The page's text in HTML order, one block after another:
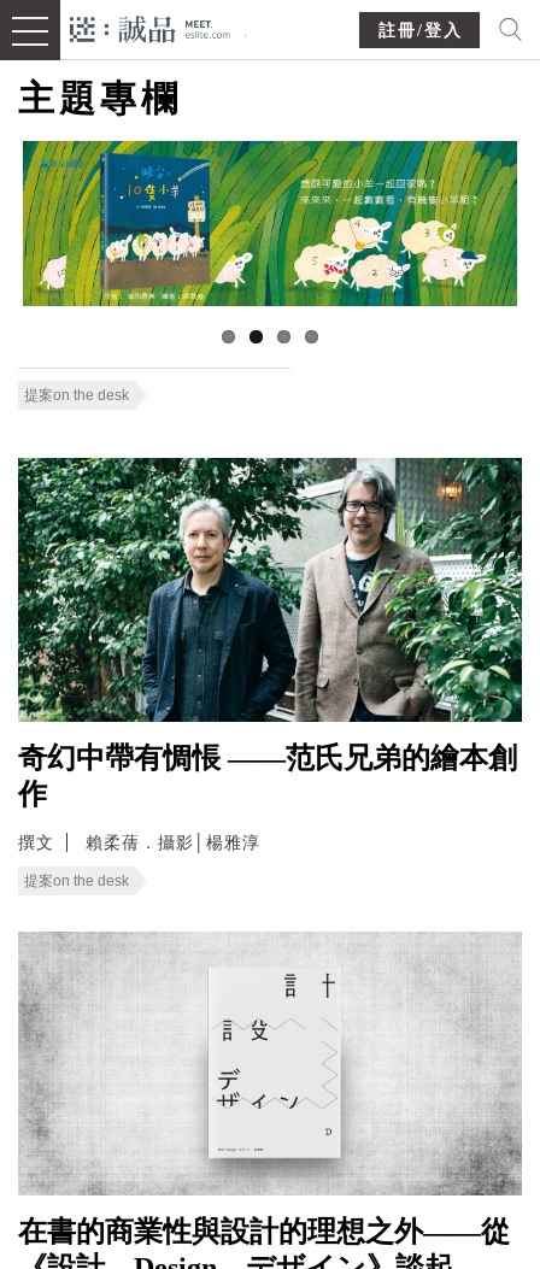
註冊/登入
主題專欄
提案on the desk
奇幻中帶有惆悵 ——范氏兄弟的繪本創
作
撰文 賴柔蒨．攝影│楊雅淳
提案on the desk
在書的商業性與設計的理想之外——從